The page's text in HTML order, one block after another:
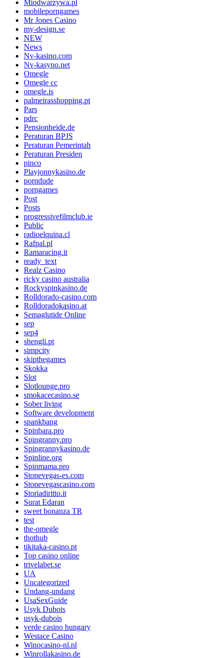
Miodwarzywa.pl
mobileporngames
Mr Jones Casino
my-design.se
NEW
News
Nv-kasino.com
Nv-kasyno.net
Omegle
Omegle cc
omegle.is
palmeirasshopping.pt
Pars
pdrc
Pensionheide.de
Peraturan BPJS
Peraturan Pemerintah
Peraturan Presiden
pinco
Playjonnykasino.de
porndude
porngames
Post
Posts
progressivefilmclub.ie
Public
radioelquina.cl
Rafpal.pl
Ramaracing.it
ready_text
Realz Casino
ricky casino australia
Rockyspinkasino.de
Rolldorado-casino.com
Rolldoradokasino.at
Semaglutide Online
sep
sep4
shengli.pt
simpcity
skipthegames
Skokka
Slot
Slotlounge.pro
smokacecasino.se
Sober living
Software development
spankbang
Spinbara.pro
Spingranny.pro
Spingrannykasino.de
Spinline.org
Spinmama.pro
Stonevegas-es.com
Stonevegascasino.com
Storiadiritto.it
Surat Edaran
sweet bonanza TR
test
the-omegle
thothub
tikitaka-casino.pt
Top casino online
trivelabet.se
UA
Uncategorized
Undang-undang
UsaSexGuide
Usyk Dubois
usyk-dubois
verde casino hungary
Westace Casino
Winocasino-nl.nl
Winrollakasino.de